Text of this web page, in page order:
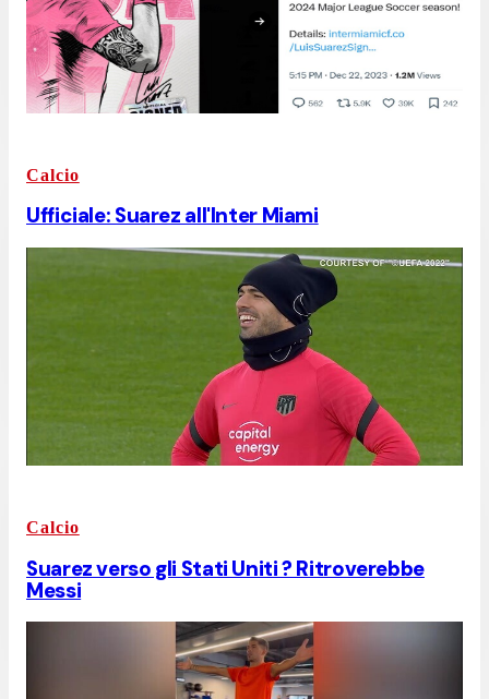
Calcio
Ufficiale: Suarez all'Inter Miami
Calcio
Suarez verso gli Stati Uniti ? Ritroverebbe
Messi